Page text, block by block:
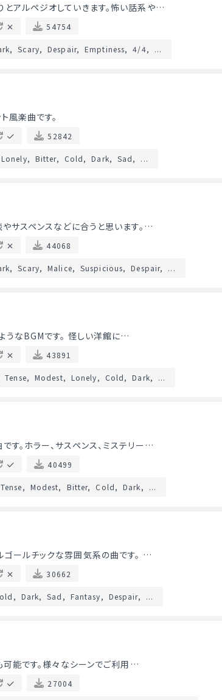
アルペジオしていきます。怖い話系や…
54754
Scary Despair Emptiness 4/4 ...
風楽曲です。
52842
Lonely Bitter Cold Dark Sad ...
サスペンスなどに合うと思います。…
44068
Scary Malice Suspicious Despair ...
うなBGMです。 怪しい洋館に…
43891
Tense Modest Lonely Cold Dark ...
す。ホラー、サスペンス、ミステリー…
40499
Tense Modest Bitter Cold Dark ...
ールチックな雰囲気系の曲です。 …
30662
Dark Sad Fantasy Despair ...
能です。様々なシーンでご利用…
27004